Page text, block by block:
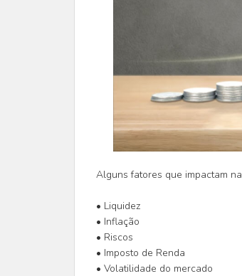
Alguns fatores que impactam na
• Liquidez
• Inflação
• Riscos
• Imposto de Renda
• Volatilidade do mercado